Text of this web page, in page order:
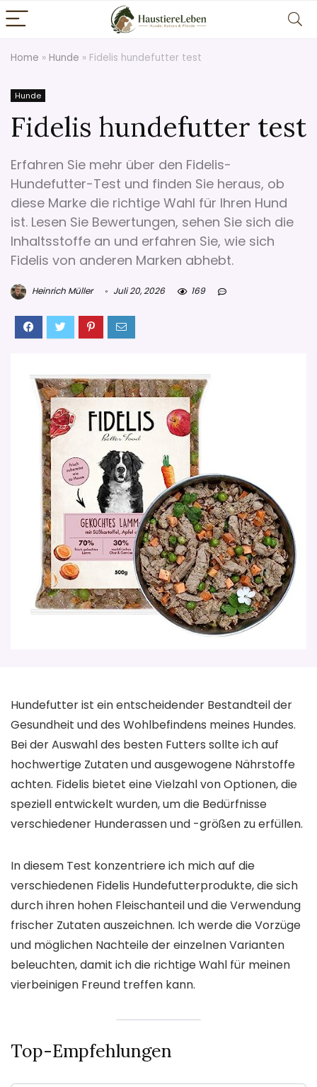
Home » Hunde » Fidelis hundefutter test
Hunde
Fidelis hundefutter test
Erfahren Sie mehr über den Fidelis-
Hundefutter-Test und finden Sie heraus, ob
diese Marke die richtige Wahl für Ihren Hund
ist. Lesen Sie Bewertungen, sehen Sie sich die
Inhaltsstoffe an und erfahren Sie, wie sich
Fidelis von anderen Marken abhebt.
Heinrich Müller Juli 20, 2026 169
Hundefutter ist ein entscheidender Bestandteil der
Gesundheit und des Wohlbefindens meines Hundes.
Bei der Auswahl des besten Futters sollte ich auf
hochwertige Zutaten und ausgewogene Nährstoffe
achten. Fidelis bietet eine Vielzahl von Optionen, die
speziell entwickelt wurden, um die Bedürfnisse
verschiedener Hunderassen und -größen zu erfüllen.
In diesem Test konzentriere ich mich auf die
verschiedenen Fidelis Hundefutterprodukte, die sich
durch ihren hohen Fleischanteil und die Verwendung
frischer Zutaten auszeichnen. Ich werde die Vorzüge
und möglichen Nachteile der einzelnen Varianten
beleuchten, damit ich die richtige Wahl für meinen
vierbeinigen Freund treffen kann.
Top-Empfehlungen